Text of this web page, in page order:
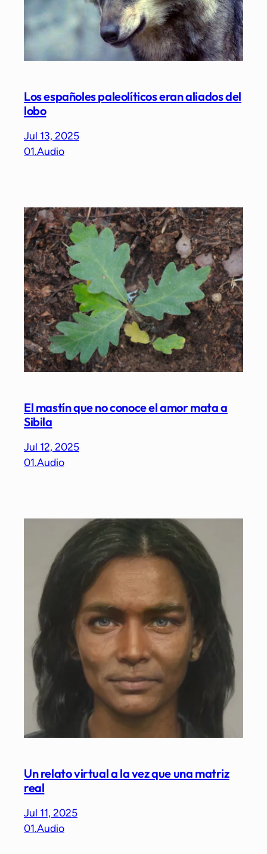
Los españoles paleolíticos eran aliados del
lobo
Jul 13, 2025
01.Audio
El mastín que no conoce el amor mata a
Sibila
Jul 12, 2025
01.Audio
Un relato virtual a la vez que una matriz
real
Jul 11, 2025
01.Audio